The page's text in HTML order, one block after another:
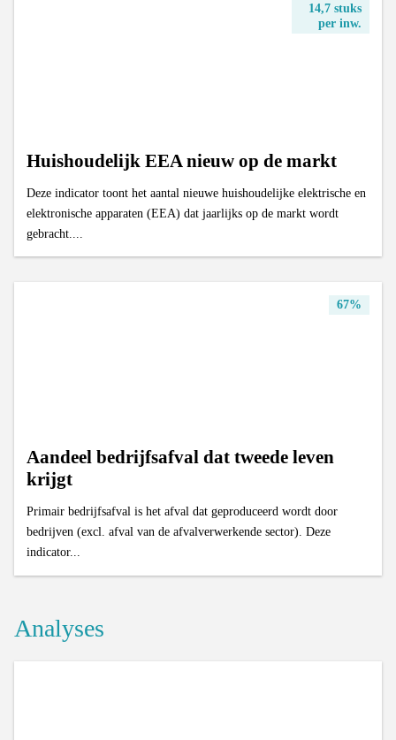
14,7 stuks
per inw.
Huishoudelijk EEA nieuw op de markt
Deze indicator toont het aantal nieuwe huishoudelijke elektrische en
elektronische apparaten (EEA) dat jaarlijks op de markt wordt
gebracht....
67%
Aandeel bedrijfsafval dat tweede leven
krijgt
Primair bedrijfsafval is het afval dat geproduceerd wordt door
bedrijven (excl. afval van de afvalverwerkende sector). Deze
indicator...
Analyses